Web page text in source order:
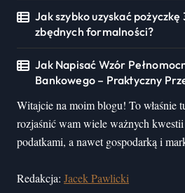
Jak szybko uzyskać pożyczkę
zbędnych formalności?
Jak Napisać Wzór
Bankowego – Praktyczny
Witajcie na moim blogu! To właśnie
rozjaśnić wam wiele ważnych
podatkami, a nawet gospodarką i
Redakcja: Jacek Pawlicki